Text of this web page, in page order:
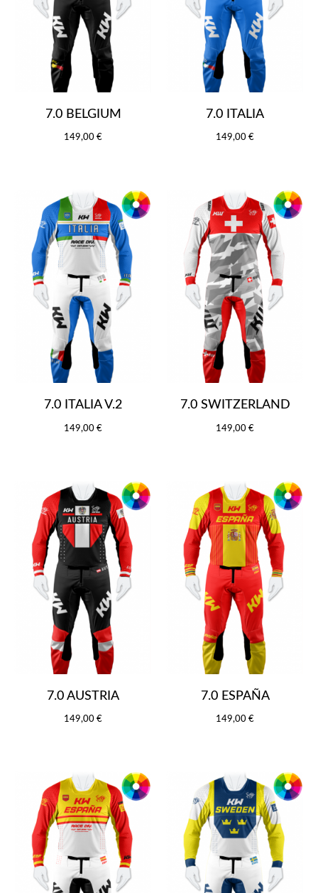
7.0 BELGIUM
149,00 €
7.0 ITALIA
149,00 €
7.0 ITALIA V.2
149,00 €
7.0 SWITZERLAND
149,00 €
7.0 AUSTRIA
149,00 €
7.0 ESPAÑA
149,00 €